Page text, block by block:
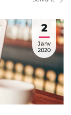
2
Janv
2020